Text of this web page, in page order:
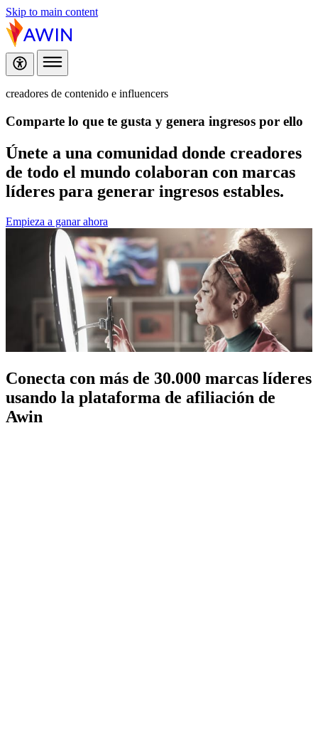
Skip to main content
creadores de contenido e influencers
Comparte lo que te gusta y genera ingresos por ello
Únete a una comunidad donde creadores
de todo el mundo colaboran con marcas
líderes para generar ingresos estables.
Empieza a ganar ahora
Conecta con más de 30.000 marcas líderes
usando la plataforma de afiliación de
Awin